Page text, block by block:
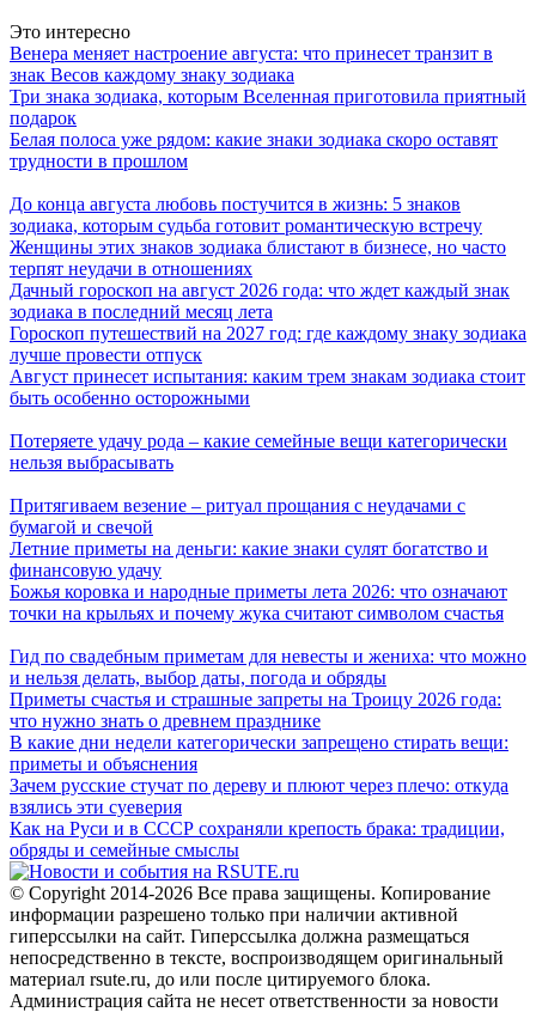
Это интересно
Венера меняет настроение августа: что принесет транзит в
знак Весов каждому знаку зодиака
Три знака зодиака, которым Вселенная приготовила приятный
подарок
Белая полоса уже рядом: какие знаки зодиака скоро оставят
трудности в прошлом
До конца августа любовь постучится в жизнь: 5 знаков
зодиака, которым судьба готовит романтическую встречу
Женщины этих знаков зодиака блистают в бизнесе, но часто
терпят неудачи в отношениях
Дачный гороскоп на август 2026 года: что ждет каждый знак
зодиака в последний месяц лета
Гороскоп путешествий на 2027 год: где каждому знаку зодиака
лучше провести отпуск
Август принесет испытания: каким трем знакам зодиака стоит
быть особенно осторожными
Потеряете удачу рода – какие семейные вещи категорически
нельзя выбрасывать
Притягиваем везение – ритуал прощания с неудачами с
бумагой и свечой
Летние приметы на деньги: какие знаки сулят богатство и
финансовую удачу
Божья коровка и народные приметы лета 2026: что означают
точки на крыльях и почему жука считают символом счастья
Гид по свадебным приметам для невесты и жениха: что можно
и нельзя делать, выбор даты, погода и обряды
Приметы счастья и страшные запреты на Троицу 2026 года:
что нужно знать о древнем празднике
В какие дни недели категорически запрещено стирать вещи:
приметы и объяснения
Зачем русские стучат по дереву и плюют через плечо: откуда
взялись эти суеверия
Как на Руси и в СССР сохраняли крепость брака: традиции,
обряды и семейные смыслы
© Copyright 2014-2026 Все права защищены. Копирование
информации разрешено только при наличии активной
гиперссылки на сайт. Гиперссылка должна размещаться
непосредственно в тексте, воспроизводящем оригинальный
материал rsute.ru, до или после цитируемого блока.
Администрация сайта не несет ответственности за новости